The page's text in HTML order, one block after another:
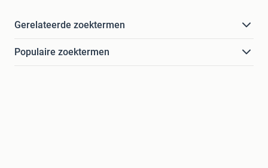
Gerelateerde zoektermen
Populaire zoektermen